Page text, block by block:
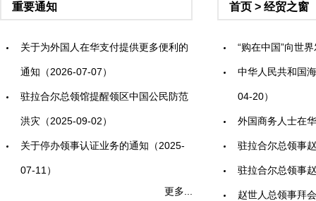
重要通知
关于为外国人在华支付提供更多便利的
通知（2026-07-07）
驻拉合尔总领馆提醒领区中国公民防范
洪灾（2025-09-02）
关于停办领事认证业务的通知（2025-
07-11）
更多...
首页 > 经贸之窗
“购在中国”向世
中华人民共和国
04-20）
外国商务人士在
驻拉合尔总领事
驻拉合尔总领事
赵世人总领事拜